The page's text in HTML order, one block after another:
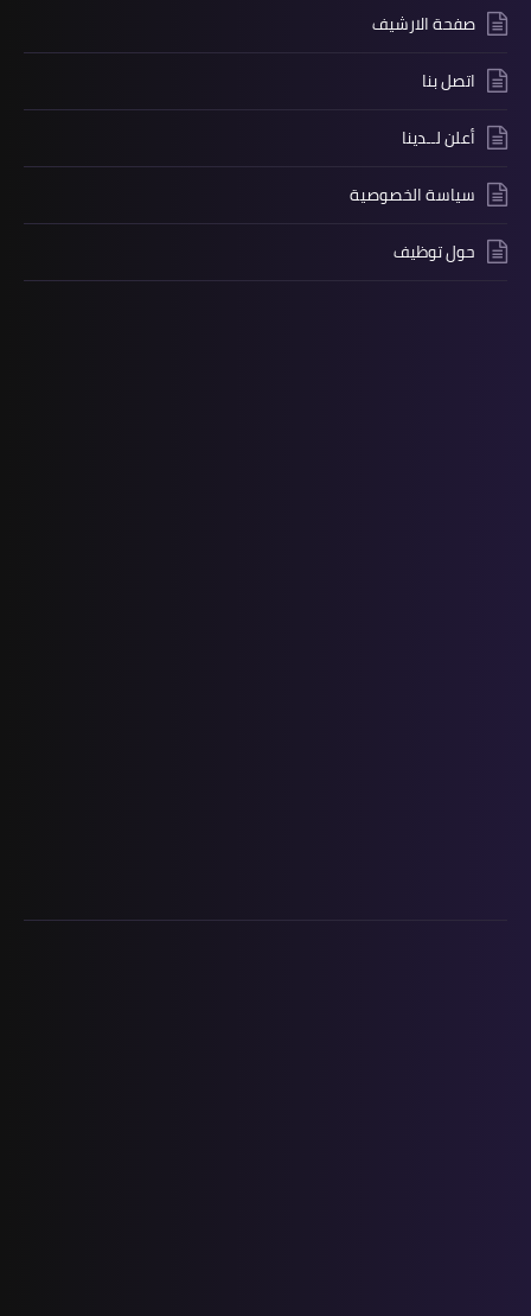
صفحة الارشيف
اتصل بنا
أعلن لــدينا
سياسة الخصوصية
حول توظيف